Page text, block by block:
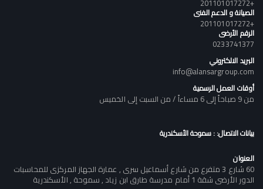
+201101017272
الصيانة و الدعم الفنى
+201101017272
الرقم الأرضى
0233741377
البريد الالكتروني
info@alansargroup.com
أوقات العمل الرسمية
من 9 صباحاً إلى 6 مساءاً / من السبت إلى الخميس
بيانات الاتصال: : سموحة الأسكندرية
العنوان
60 شارع 3 متفرع من شارع أسماعيل سرى , عمارة الجهاز المركزى للمحاسبات
الدور الأرضى شقة 1 أمام مدرسة طارق ابن زياد , سموحة , الأسكندرية